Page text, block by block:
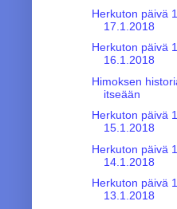
Herkuton päivä
17.1.2018
Herkuton päivä
16.1.2018
Himoksen
itseään
Herkuton päivä
15.1.2018
Herkuton päivä
14.1.2018
Herkuton päivä
13.1.2018